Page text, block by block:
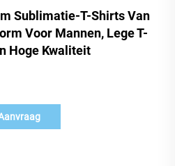
Sublimatie-T-Shirts Van
Voor Mannen, Lege T-
Hoge Kwaliteit